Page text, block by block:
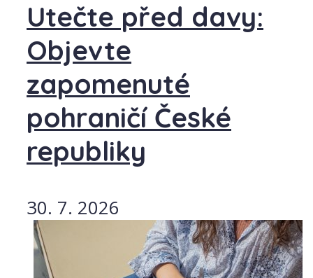
Utečte před davy:
Objevte
zapomenuté
pohraničí České
republiky
30. 7. 2026